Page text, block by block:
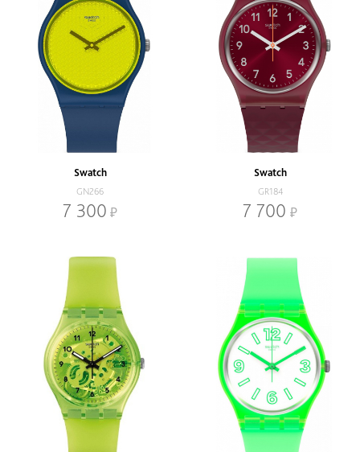
Swatch
GN266
7 300
Swatch
GR184
7 700